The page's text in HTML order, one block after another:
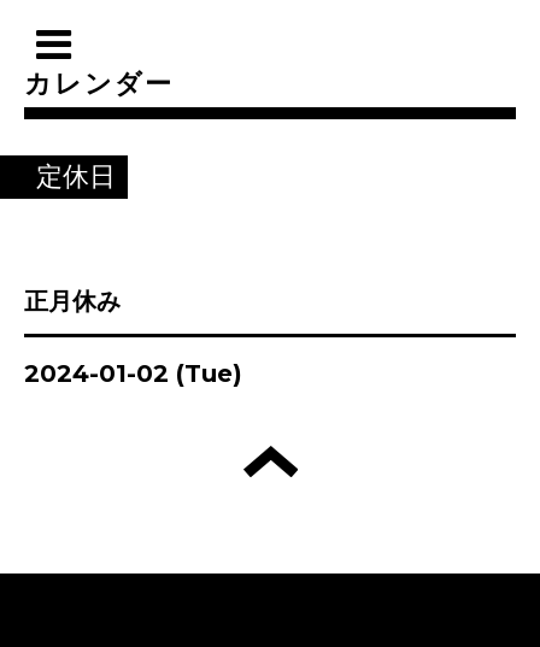
カレンダー
定休日
正月休み
2024-01-02 (Tue)